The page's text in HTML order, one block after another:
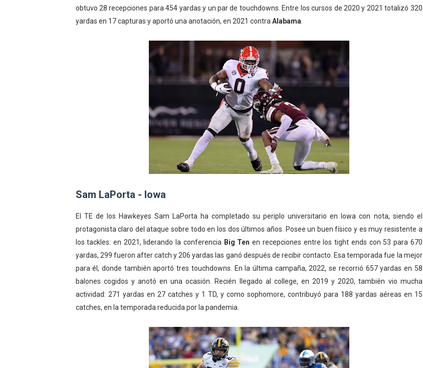
obtuvo 28 recepciones para 454 yardas y un par de touchdowns. Entre los cursos de 2020 y 2021 totalizó 320
yardas en 17 capturas y aportó una anotación, en 2021 contra Alabama
Sam LaPorta - Iowa
El TE de los Hawkeyes Sam LaPorta ha completado su periplo universitario en Iowa con nota, siendo el
protagonista claro del ataque sobre todo en los dos últimos años. Posee un buen físico y es muy resistente a
los tackles: en 2021, liderando la conferencia Big Ten en recepciones entre los tight ends con 53 para 670
yardas, 299 fueron after catch y 206 yardas las ganó después de recibir contacto. Esa temporada fue la mejor
para él, donde también aportó tres touchdowns. En la última campaña, 2022, se recorrió 657 yardas en 58
balones cogidos y anotó en una ocasión. Recién llegado al college, en 2019 y 2020, también vio mucha
actividad: 271 yardas en 27 catches y 1 TD, y como sophomore, contribuyó para 188 yardas aéreas en 15
catches, en la temporada reducida por la pandemia.